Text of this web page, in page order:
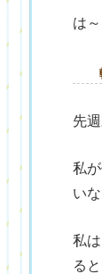
は
先
私
い
私
る